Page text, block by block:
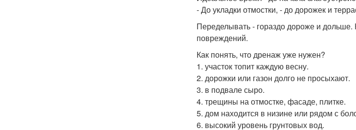
- До укладки отмостки, - до дорожек и
Переделывать - гораздо дороже и дольше.
повреждений.
Как понять, что дренаж уже нужен?
1. участок топит каждую весну.
2. дорожки или газон долго не просыхают.
3. в подвале сыро.
4. трещины на отмостке, фасаде, плитке.
5. дом находится в низине или рядом с
6. высокий уровень грунтовых вод.